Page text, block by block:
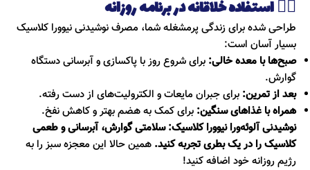
🧘‍♀️استفاده خلاقانه در برنامه روزانه
طراحی شده برای زندگی پرمشغله شما، مصرف نوشیدنی نیوورا کلاسیک
بسیار آسان است:
صبح‌ها با معده خالی: برای شروع روز با پاکسازی و آبرسانی دستگاه
گوارش.
بعد از تمرین: برای جبران مایعات و الکترولیت‌های از دست رفته.
همراه با غذاهای سنگین: برای کمک به هضم بهتر و کاهش نفخ.
نوشیدنی آلوئه‌ورا نیوورا کلاسیک: سلامتی گوارش، آبرسانی و طعمی
کلاسیک را در یک بطری تجربه کنید. همین حالا این معجزه سبز را به
رژیم روزانه خود اضافه کنید!